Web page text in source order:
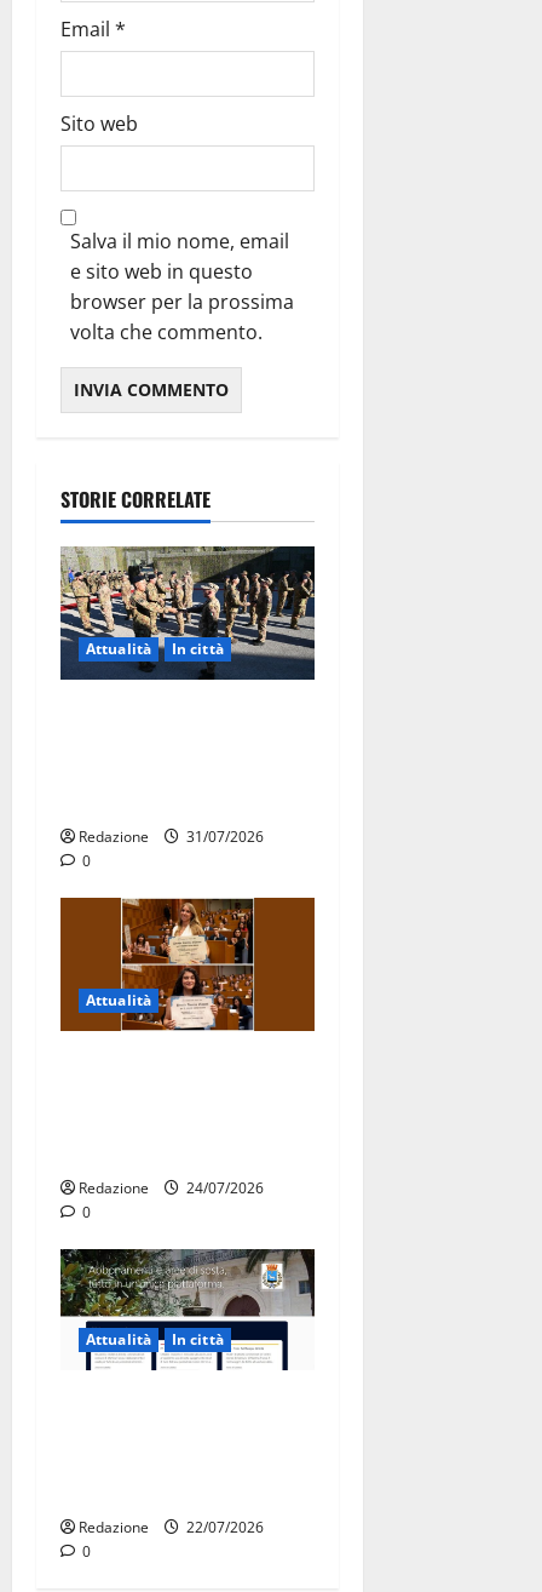
Email *
Sito web
Salva il mio nome, email
e sito web in questo
browser per la prossima
volta che commento.
STORIE CORRELATE
Attualità In città
Redazione
31/07/2026
0
Attualità
Redazione
24/07/2026
0
Attualità In città
Redazione
22/07/2026
0